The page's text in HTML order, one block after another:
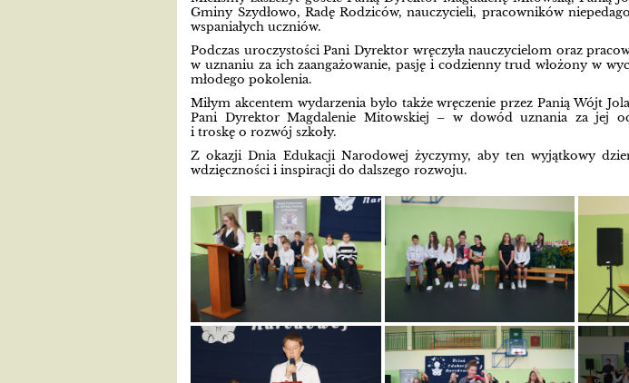
Gminy Szydłowo, Radę Rodziców, nauczycieli, pracowników
wspaniałych uczniów.
Podczas uroczystości Pani Dyrektor wręczyła nauczycielom oraz
w uznaniu za ich zaangażowanie, pasję i codzienny trud włożony w
młodego pokolenia.
Miłym akcentem wydarzenia było także wręczenie przez Panią Wójt
Pani Dyrektor Magdalenie Mitowskiej – w dowód uznania za jej
i troskę o rozwój szkoły.
Z okazji Dnia Edukacji Narodowej życzymy, aby ten wyjątkowy
wdzięczności i inspiracji do dalszego rozwoju.